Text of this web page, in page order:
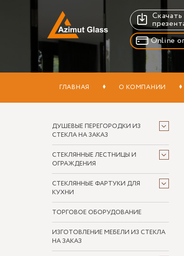
Скачать
Online
ГЛАВНАЯ О КОМПАНИИ
ДУШЕВЫЕ ПЕРЕГОРОДКИ ИЗ
СТЕКЛА НА ЗАКАЗ
СТЕКЛЯННЫЕ ЛЕСТНИЦЫ И
ОГРАЖДЕНИЯ
СТЕКЛЯННЫЕ ФАРТУКИ ДЛЯ
КУХНИ
ТОРГОВОЕ ОБОРУДОВАНИЕ
ИЗГОТОВЛЕНИЕ МЕБЕЛИ ИЗ СТЕКЛА
НА ЗАКАЗ